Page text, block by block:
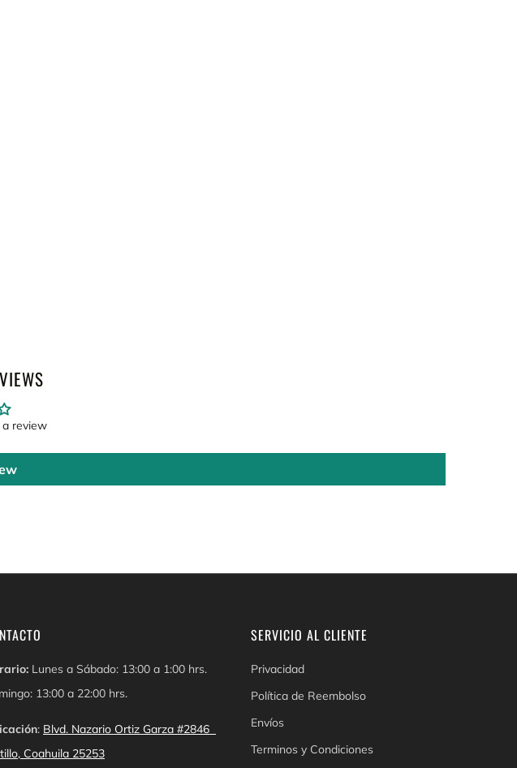
review
Lunes a Sábado: 13:00 a 1:00 hrs.
13:00 a 22:00 hrs.
: Blvd. Nazario Ortiz Garza #2846
Coahuila 25253
SERVICIO AL CLIENTE
Privacidad
Política de Reembolso
Envíos
Terminos y Condiciones